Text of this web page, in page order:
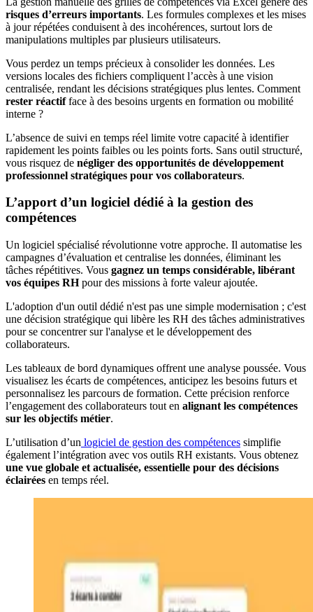
risques d’erreurs importants. Les formules complexes et les mises
à jour répétées conduisent à des incohérences, surtout lors de
manipulations multiples par plusieurs utilisateurs.
Vous perdez un temps précieux à consolider les données. Les
versions locales des fichiers compliquent l’accès à une vision
centralisée, rendant les décisions stratégiques plus lentes. Comment
rester réactifface à des besoins urgents en formation ou mobilité
interne ?
L’absence de suivi en temps réel limite votre capacité à identifier
rapidement les points faibles ou les points forts. Sans outil structuré,
vous risquez de négliger des opportunités de développement
professionnel stratégiques pour vos collaborateurs.
L’apport d’un logiciel dédié à la gestion des
compétences
Un logiciel spécialisé révolutionne votre approche. Il automatise les
campagnes d’évaluation et centralise les données, éliminant les
tâches répétitives. Vous gagnez un temps considérable, libérant
vos équipes RHpour des missions à forte valeur ajoutée.
L'adoption d'un outil dédié n'est pas une simple modernisation ; c'est
une décision stratégique qui libère les RH des tâches administratives
pour se concentrer sur l'analyse et le développement des
collaborateurs.
Les tableaux de bord dynamiques offrent une analyse poussée. Vous
visualisez les écarts de compétences, anticipez les besoins futurs et
personnalisez les parcours de formation. Cette précision renforce
l’engagement des collaborateurs tout en alignant les compétences
sur les objectifs métier.
L’utilisation d’un logiciel de gestion des compétences simplifie
également l’intégration avec vos outils RH existants. Vous obtenez
une vue globale et actualisée, essentielle pour des décisions
éclairées en temps réel.